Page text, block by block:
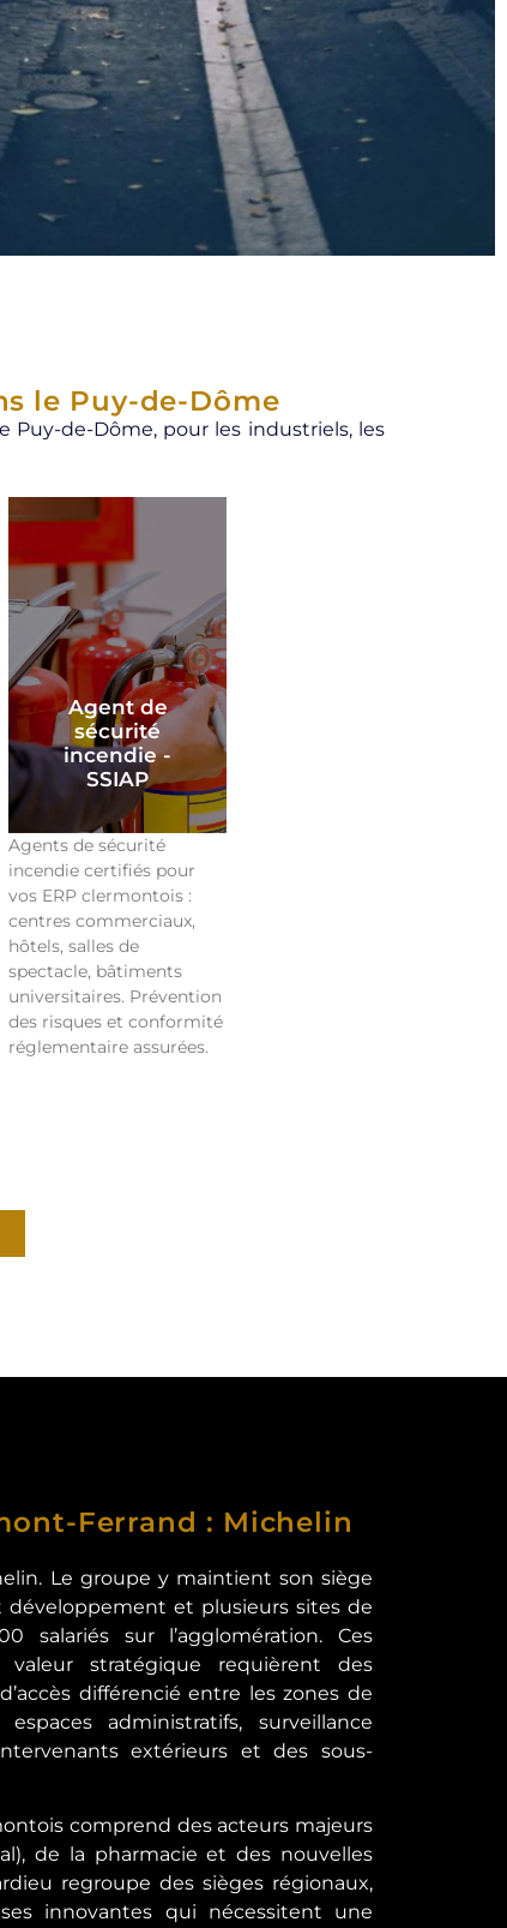
le Puy-de-Dôme
Puy-de-Dôme, pour les industriels, les
Agent de
sécurité
incendie -
SSIAP
Agents de sécurité
incendie certifiés pour
vos ERP clermontois :
centres commerciaux,
hôtels, salles de
spectacle, bâtiments
universitaires. Prévention
des risques et conformité
réglementaire assurées.
Ferrand : Michelin
Le groupe y maintient son siège
développement et plusieurs sites de
sur l’agglomération. Ces
stratégique requièrent des
différencié entre les zones de
administratifs, surveillance
extérieurs et des sous-
comprend des acteurs majeurs
de la pharmacie et des nouvelles
regroupe des sièges régionaux,
innovantes qui nécessitent une